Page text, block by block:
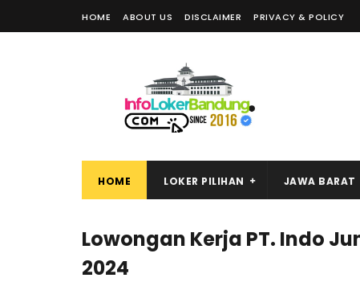
HOME ABOUT US DISCLAIMER PRIVACY & POLICY
HOME LOKER PILIHAN JAWA BARAT
Lowongan Kerja PT. Indo
2024